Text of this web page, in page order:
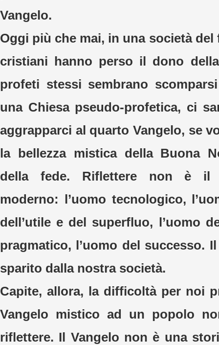
Vangelo.
Oggi più che mai, in una società del
cristiani hanno perso il dono
profeti stessi sembrano
una Chiesa pseudo-profetica, ci
aggrapparci al quarto Vangelo, se
la bellezza mistica della Buona
della fede. Riflettere non è il
moderno: l’uomo tecnologico,
dell’utile e del superfluo, l’uomo
pragmatico, l’uomo del successo.
sparito dalla nostra società.
Capite, allora, la difficoltà per noi
Vangelo mistico ad un popolo
riflettere. Il Vangelo non è una